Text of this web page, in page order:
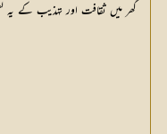
گھر میں ثقافت اور تہذیب کے یہ